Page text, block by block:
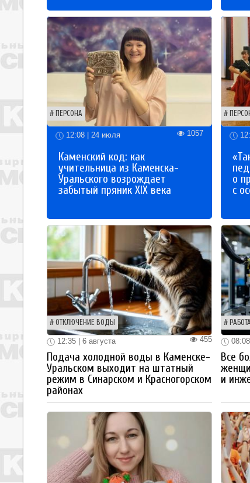
ПЕРСОНА
12:08 | 24 июля 1057
Каменский код: как
учительница из Каменска-
Уральского возрождает
забытый пряник XIX века
о
с
ОТКЛЮЧЕНИЕ ВОДЫ
455
12:35 | 6 августа
Подача холодной воды в Каменске-
Уральском выходит на штатный
режим в Синарском и Красногорском
районах
08:08
Все
и